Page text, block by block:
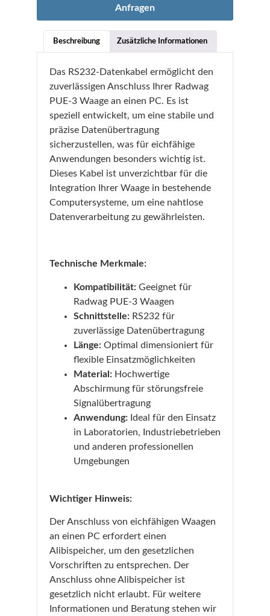
Beschreibung Zusätzliche Informationen
Das RS232-Datenkabel ermöglicht den
zuverlässigen Anschluss Ihrer Radwag
PUE-3 Waage an einen PC. Es ist
speziell entwickelt, um eine stabile und
präzise Datenübertragung
sicherzustellen, was für eichfähige
Anwendungen besonders wichtig ist.
Dieses Kabel ist unverzichtbar für die
Integration Ihrer Waage in bestehende
Computersysteme, um eine nahtlose
Datenverarbeitung zu gewährleisten.
Technische Merkmale:
Kompatibilität:Geeignet für
Radwag PUE-3 Waagen
Schnittstelle:RS232 für
zuverlässige Datenübertragung
Länge:Optimal dimensioniert für
flexible Einsatzmöglichkeiten
Material:Hochwertige
Abschirmung für störungsfreie
Signalübertragung
Anwendung:Ideal für den Einsatz
in Laboratorien, Industriebetrieben
und anderen professionellen
Umgebungen
Wichtiger Hinweis:
Der Anschluss von eichfähigen Waagen
an einen PC erfordert einen
Alibispeicher, um den gesetzlichen
Vorschriften zu entsprechen. Der
Anschluss ohne Alibispeicher ist
gesetzlich nicht erlaubt. Für weitere
Informationen und Beratung stehen wir
Anfragen